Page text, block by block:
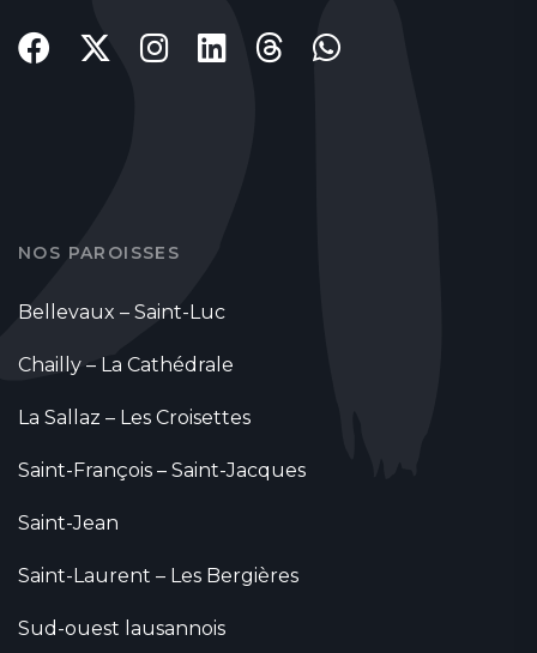
NOS PAROISSES
Bellevaux – Saint-Luc
Chailly – La Cathédrale
La Sallaz – Les Croisettes
Saint-François – Saint-Jacques
Saint-Jean
Saint-Laurent – Les Bergières
Sud-ouest lausannois